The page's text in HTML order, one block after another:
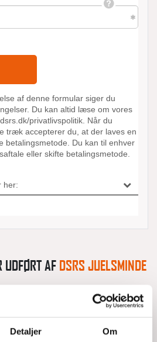
Detaljer Om
UDFØRT AF DSRS JUELSMINDE